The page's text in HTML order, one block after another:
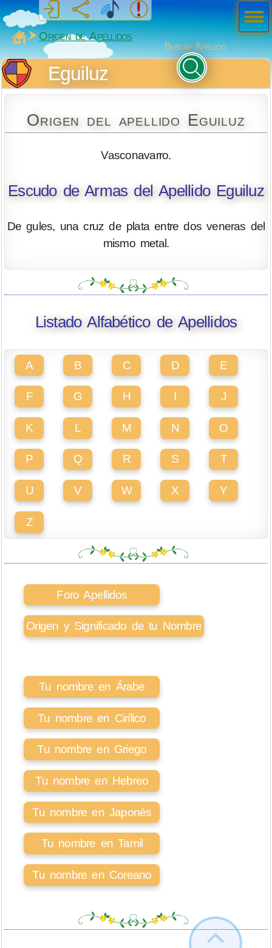
MiSabueso
Origen de Apellidos
Buscar Apellido
Eguiluz
Origen del apellido Eguiluz
Vasconavarro.
Escudo de Armas del Apellido Eguiluz
De gules, una cruz de plata entre dos veneras del
mismo metal.
Listado Alfabético de Apellidos
A B C D E
F G H I J
K L M N O
P Q R S T
U V W X Y
Z
Foro Apellidos
Origen y Significado de tu Nombre
Tu nombre en Árabe
Tu nombre en Cirílico
Tu nombre en Griego
Tu nombre en Hebreo
Tu nombre en Japonés
Tu nombre en Tamil
Tu nombre en Coreano
Men
ú